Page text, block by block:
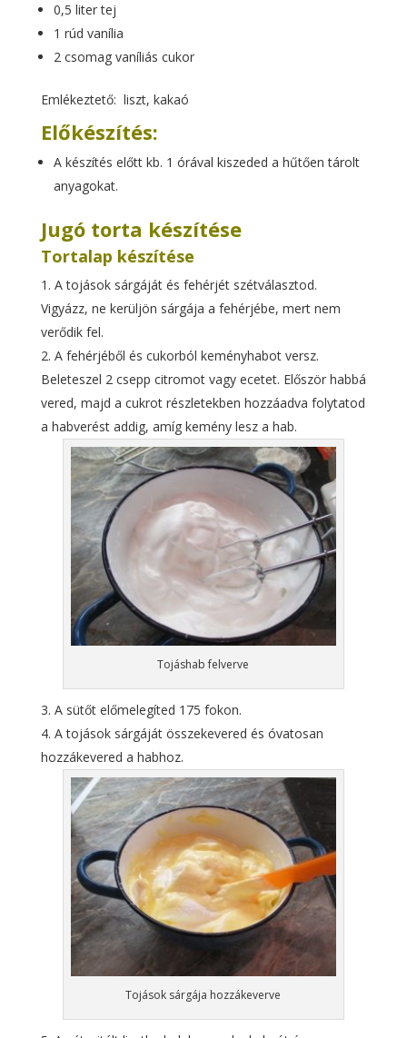
0,5 liter tej
1 rúd vanília
2 csomag vaníliás cukor
Emlékeztető: liszt, kakaó
Előkészítés:
A készítés előtt kb. 1 órával kiszeded a hűtően tárolt
anyagokat.
Jugó torta készítése
Tortalap készítése
A tojások sárgáját és fehérjét szétválasztod.
Vigyázz, ne kerüljön sárgája a fehérjébe, mert nem
verődik fel.
A fehérjéből és cukorból keményhabot versz.
Beleteszel 2 csepp citromot vagy ecetet. Először habbá
vered, majd a cukrot részletekben hozzáadva folytatod
a habverést addig, amíg kemény lesz a hab.
Tojáshab felverve
A sütőt előmelegíted 175 fokon.
A tojások sárgáját összekevered és óvatosan
hozzákevered a habhoz.
Tojások sárgája hozzákeverve